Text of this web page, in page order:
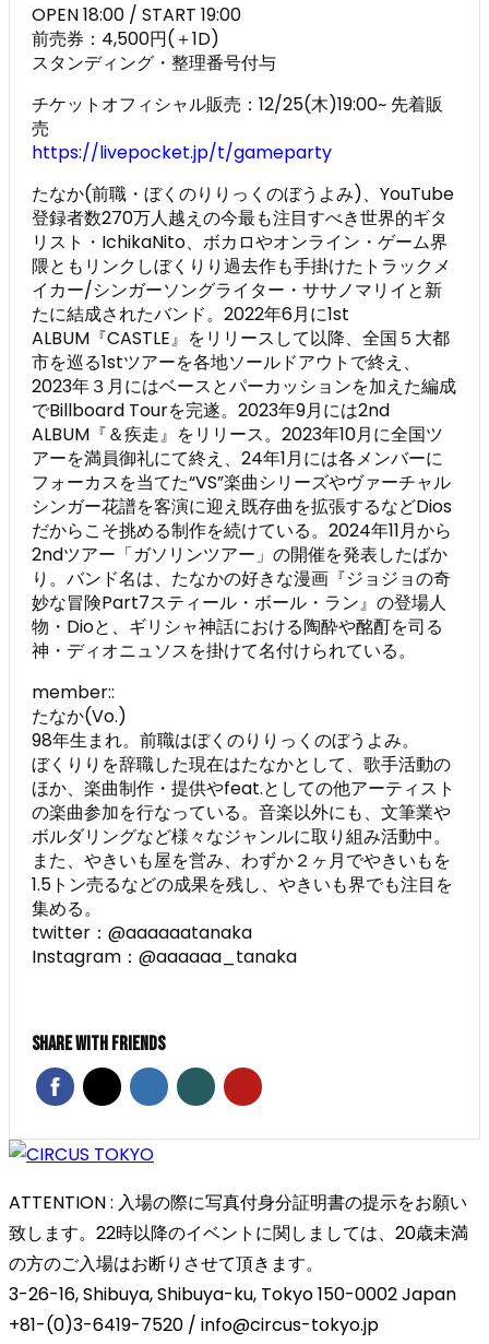
OPEN 18:00 / START 19:00
前売券：4,500円(＋1D)
スタンディング・整理番号付与
チケットオフィシャル販売：12/25(木)19:00~ 先着販
売
https://livepocket.jp/t/gameparty
たなか(前職・ぼくのりりっくのぼうよみ)、YouTube
登録者数270万人越えの今最も注目すべき世界的ギタ
リスト・IchikaNito、ボカロやオンライン・ゲーム界
隈ともリンクしぼくりり過去作も手掛けたトラックメ
イカー/シンガーソングライター・ササノマリイと新
たに結成されたバンド。2022年6月に1st
ALBUM『CASTLE』をリリースして以降、全国５大都
市を巡る1stツアーを各地ソールドアウトで終え、
2023年３月にはベースとパーカッションを加えた編成
でBillboard Tourを完遂。2023年9月には2nd
ALBUM『＆疾走』をリリース。2023年10月に全国ツ
アーを満員御礼にて終え、24年1月には各メンバーに
フォーカスを当てた“VS”楽曲シリーズやヴァーチャル
シンガー花譜を客演に迎え既存曲を拡張するなどDios
だからこそ挑める制作を続けている。2024年11月から
2ndツアー「ガソリンツアー」の開催を発表したばか
り。バンド名は、たなかの好きな漫画『ジョジョの奇
妙な冒険Part7スティール・ボール・ラン』の登場人
物・Dioと、ギリシャ神話における陶酔や酩酊を司る
神・ディオニュソスを掛けて名付けられている。
member::
たなか(Vo.)
98年生まれ。前職はぼくのりりっくのぼうよみ。
ぼくりりを辞職した現在はたなかとして、歌手活動の
ほか、楽曲制作・提供やfeat.としての他アーティスト
の楽曲参加を行なっている。音楽以外にも、文筆業や
ボルダリングなど様々なジャンルに取り組み活動中。
また、やきいも屋を営み、わずか２ヶ月でやきいもを
1.5トン売るなどの成果を残し、やきいも界でも注目を
集める。
twitter：@aaaaaatanaka
Instagram：@aaaaaa_tanaka
Share With Friends
ATTENTION : 入場の際に写真付身分証明書の提示をお願い
致します。22時以降のイベントに関しましては、20歳未満
の方のご入場はお断りさせて頂きます。
3-26-16, Shibuya, Shibuya-ku, Tokyo 150-0002 Japan
+81-(0)3-6419-7520 / info@circus-tokyo.jp